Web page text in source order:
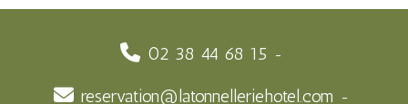
02 38 44 68 15
reservation@latonnelleriehotel.com